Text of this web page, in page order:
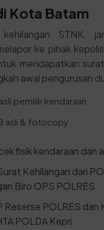
Kota Batam
STNK,
ke pihak
mendapatkan
awal pengurusan
pemilik kendaraan
asli & fotocopy
fisik kendaraan dan
Kehilangan dari
Biro OPS POLRES.
Reserse POLRES
POLDA Kepri.